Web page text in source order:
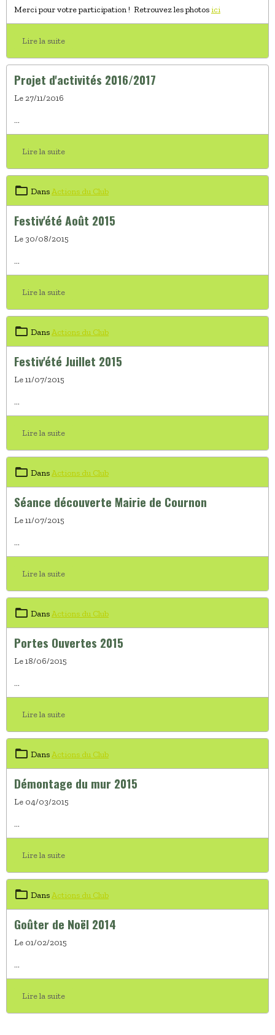
Merci pour votre participation ! Retrouvez les photos ici
Lire la suite
Projet d'activités 2016/2017
Le 27/11/2016
...
Lire la suite
DansActions du Club
Festiv'été Août 2015
Le 30/08/2015
...
Lire la suite
DansActions du Club
Festiv'été Juillet 2015
Le 11/07/2015
...
Lire la suite
DansActions du Club
Séance découverte Mairie de Cournon
Le 11/07/2015
...
Lire la suite
DansActions du Club
Portes Ouvertes 2015
Le 18/06/2015
...
Lire la suite
DansActions du Club
Démontage du mur 2015
Le 04/03/2015
...
Lire la suite
DansActions du Club
Goûter de Noël 2014
Le 01/02/2015
...
Lire la suite